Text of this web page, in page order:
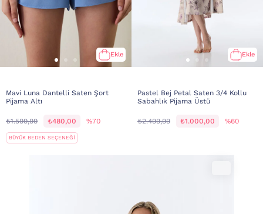
Ekle
Mavi Luna Dantelli Saten Şort
Pijama Altı
₺1.599,99 ₺480,00 %70
BÜYÜK BEDEN SEÇENEĞİ
Ekle
Pastel Bej Petal Saten 3/4 Kollu
Sabahlık Pijama Üstü
₺2.499,99 ₺1.000,00 %60